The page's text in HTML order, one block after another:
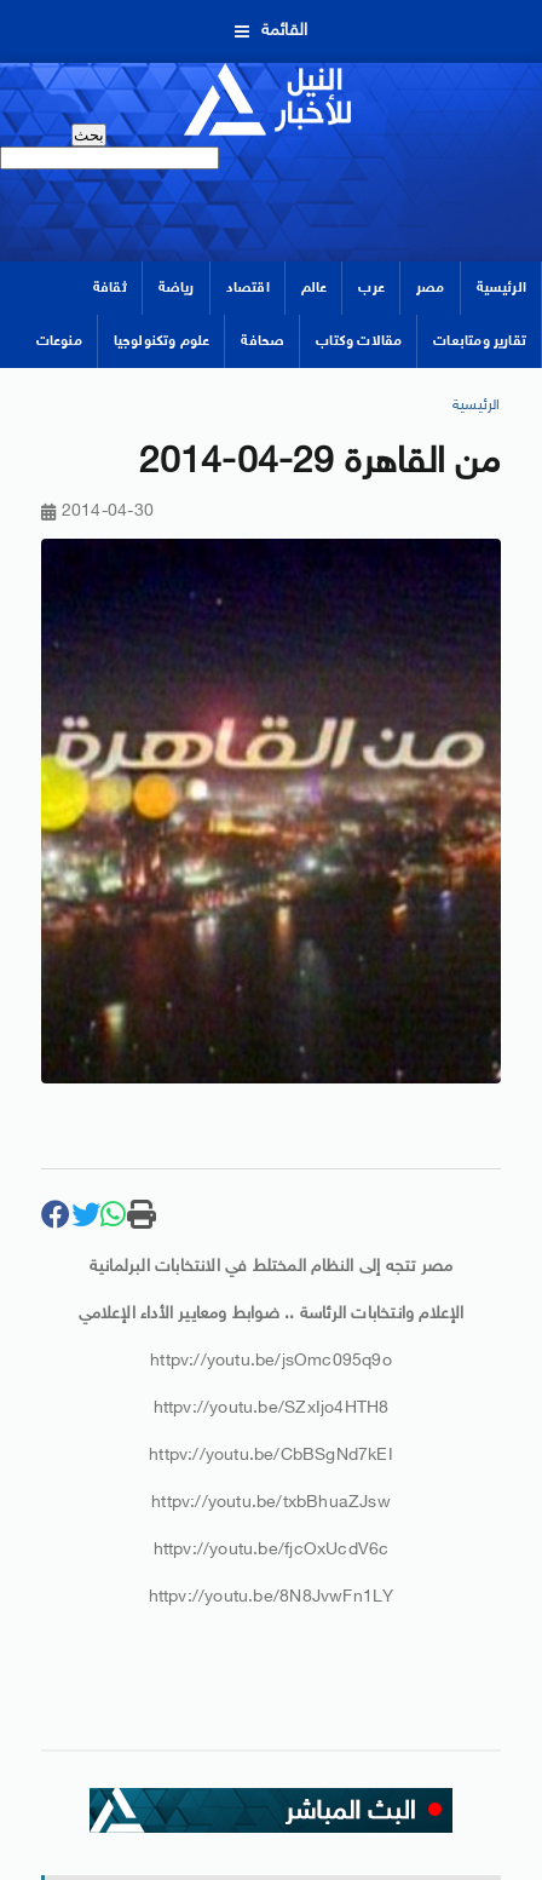
القائمة
الرئيسية مصر عرب عالم اقتصاد رياضة ثقافة
تقارير ومتابعات مقالات وكتاب صحافة علوم وتكنولوجيا منوعات
الرئيسية
من القاهرة 29-04-2014
2014-04-30
مصر تتجه إلى النظام المختلط في الانتخابات البرلمانية
الإعلام وانتخابات الرئاسة .. ضوابط ومعايير الأداء الإعلامي
httpv://youtu.be/jsOmc095q9o
httpv://youtu.be/SZxIjo4HTH8
httpv://youtu.be/CbBSgNd7kEI
httpv://youtu.be/txbBhuaZJsw
httpv://youtu.be/fjcOxUcdV6c
httpv://youtu.be/8N8JvwFn1LY